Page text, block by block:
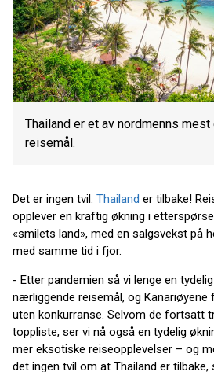
Thailand er et av nordmenns
reisemål.
Det er ingen tvil: Thailand er tilbake!
opplever en kraftig økning i
«smilets land», med en salgsvekst på
med samme tid i fjor.
- Etter pandemien så vi lenge en
nærliggende reisemål, og
uten konkurranse. Selvom de fortsatt
toppliste, ser vi nå også en tydelig
mer eksotiske reiseopplevelser – og
det ingen tvil om at Thailand er tilbake,